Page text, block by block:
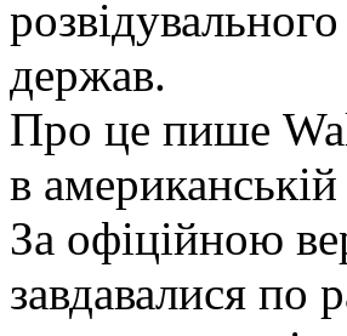
держав.
Про це пише
в американській
За офіційною
завдавалися по